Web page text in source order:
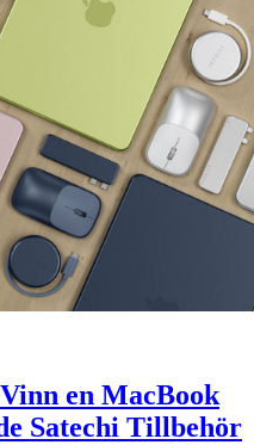
en MacBook
Satechi Tillbehör